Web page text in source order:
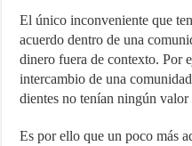
El único inconveniente que
acuerdo dentro de una
dinero fuera de contexto. Por
intercambio de una
dientes no tenían ningún
Es por ello que un poco más